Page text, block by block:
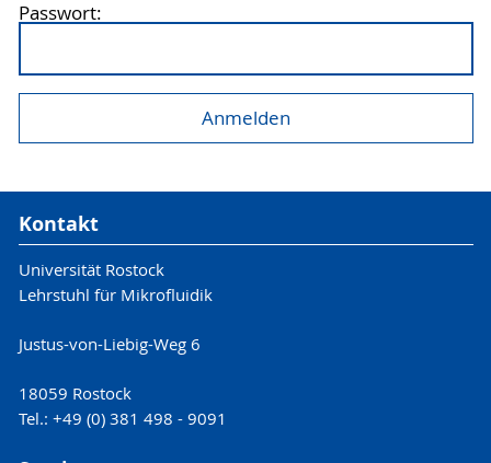
Passwort:
Kontakt
Universität Rostock
Lehrstuhl für Mikrofluidik
Justus-von-Liebig-Weg 6
18059 Rostock
Tel.: +49 (0) 381 498 - 9091